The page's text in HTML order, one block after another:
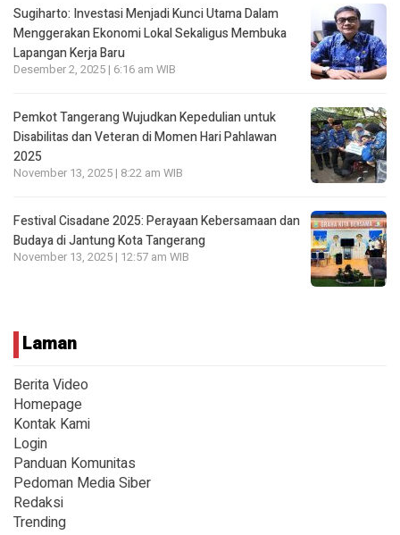
Sugiharto: Investasi Menjadi Kunci Utama Dalam
Menggerakan Ekonomi Lokal Sekaligus Membuka
Lapangan Kerja Baru
Desember 2, 2025 | 6:16 am WIB
Pemkot Tangerang Wujudkan Kepedulian untuk
Disabilitas dan Veteran di Momen Hari Pahlawan
2025
November 13, 2025 | 8:22 am WIB
Festival Cisadane 2025: Perayaan Kebersamaan dan
Budaya di Jantung Kota Tangerang
November 13, 2025 | 12:57 am WIB
Laman
Berita Video
Homepage
Kontak Kami
Login
Panduan Komunitas
Pedoman Media Siber
Redaksi
Trending